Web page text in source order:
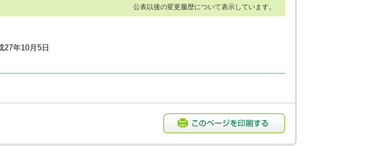
公表以後の変更履歴について表示しています。
27年10月5日